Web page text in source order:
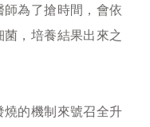
為了搶時間，會依
，培養結果出來之
的機制來號召全升